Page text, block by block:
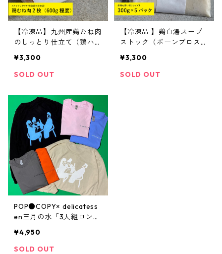
【冷凍品】九州産鶏むね肉
のしっとり仕立て（鶏ハ
程度）
¥3,300
SOLD OUT
【冷凍品 】鶏白湯スープ
ストック（ボーンブロスス
セット
¥3,300
SOLD OUT
POP●COPY× delicatess
en三月の水「3人組ロング
¥4,950
SOLD OUT